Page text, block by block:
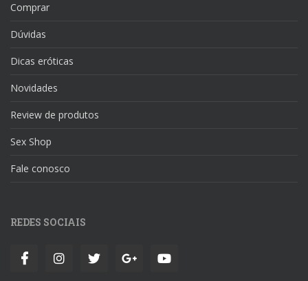
Comprar
Dúvidas
Dicas eróticas
Novidades
Review de produtos
Sex Shop
Fale conosco
REDES SOCIAIS